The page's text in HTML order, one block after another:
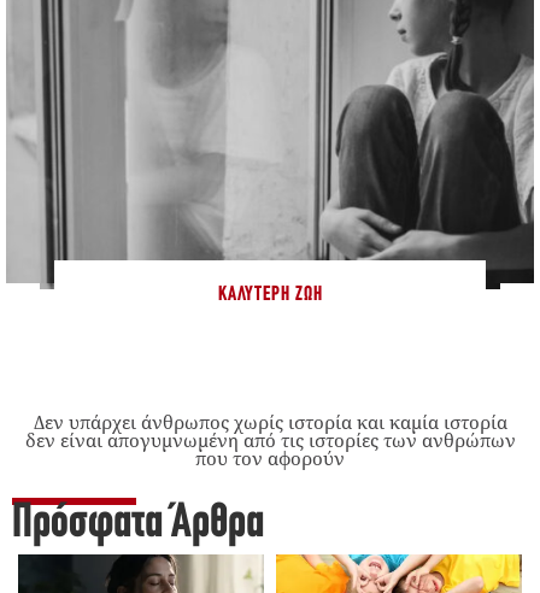
ΚΑΛΎΤΕΡΗ ΖΩΉ
Δεν υπάρχει άνθρωπος χωρίς ιστορία και καμία ιστορία
δεν είναι απογυμνωμένη από τις ιστορίες των ανθρώπων
που τον αφορούν
Πρόσφατα Άρθρα